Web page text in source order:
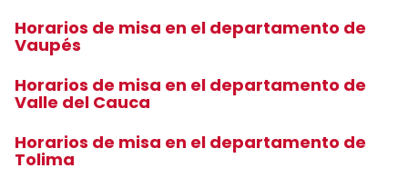
Horarios de misa en el departamento de
Vaupés
Horarios de misa en el departamento de
Valle del Cauca
Horarios de misa en el departamento de
Tolima